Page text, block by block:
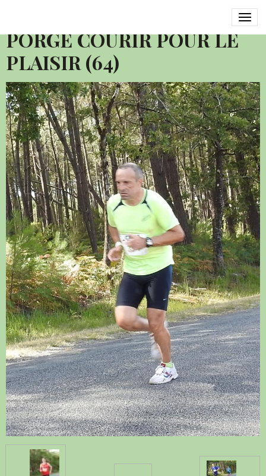
2016 SEMI MARATHON LE
PORGE COURIR POUR LE
PLAISIR (64)